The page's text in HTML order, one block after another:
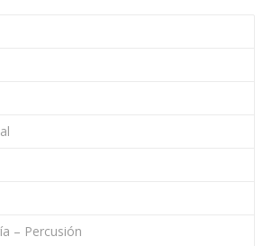
– Percusión